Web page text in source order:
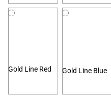
Gold Line Red Gold Line Blue